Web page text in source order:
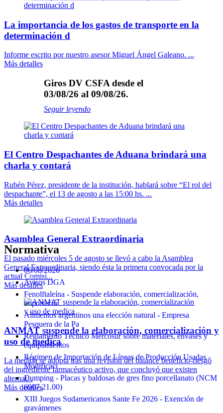
La importancia de los gastos de transporte en la
determinación d
Informe escrito por nuestro asesor Miguel Ángel Galeano. ...
Más detalles
Giros DV CSFA desde el
03/08/26 al 09/08/26.
Seguir leyendo
El Centro Despachantes de Aduana brindará una
charla y contará
Rubén Pérez, presidente de la institución, hablará sobre “El rol del
despachante”, el 13 de agosto a las 15:00 hs. ...
Más detalles
Asamblea General Extraordinaria
El pasado miércoles 5 de agosto se llevó a cabo la Asamblea
General Extraordinaria, siendo ésta la primera convocada por la
actual Comisi...
Más detalles
ANMAT suspende la elaboración, comercialización y
uso de medica
La medida se adopta tras una revisión del balance beneficio-riesgo
del ingrediente farmacéutico activo, que concluyó que existen
alternat...
Más detalles
Normativa
06/08/2026
Avisos DGA
Fenolftaleína - Suspende elaboración, comercialización,
importació
Alimentos argentinos una elección natural - Empresa
Pesquera de la Pa
Reglamento Técnico Mercosur sobre materiales, envases y
equipamientos
Régimen de Importación de Líneas de Producción Usadas -
Modificaci
Dumping - Placas y baldosas de gres fino porcellanato (NCM
6907.21.00)
XIII Juegos Sudamericanos Sante Fe 2026 - Exención de
gravámenes